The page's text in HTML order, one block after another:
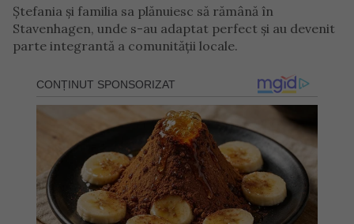
Ștefania și familia sa plănuiesc să rămână în
Stavenhagen, unde s-au adaptat perfect și au devenit
parte integrantă a comunității locale.